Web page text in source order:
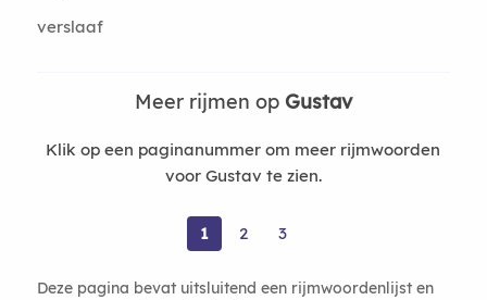
verslaaf
Meer rijmen op Gustav
Klik op een paginanummer om meer rijmwoorden
voor Gustav te zien.
1 2 3
Deze pagina bevat uitsluitend een rijmwoordenlijst en